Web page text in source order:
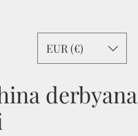
EUR (€)
derbyana